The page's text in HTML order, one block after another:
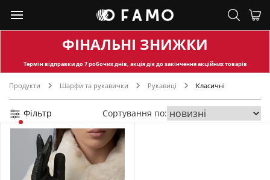
ФІНАЛЬНІ ЗНИЖКИ
Термін відправкидо 7 робочих днів, акція діє до закінчення акційних товарів
Продукти Шарфи та рукавички Рукавиці Класичні
Фільтр Сортування по: